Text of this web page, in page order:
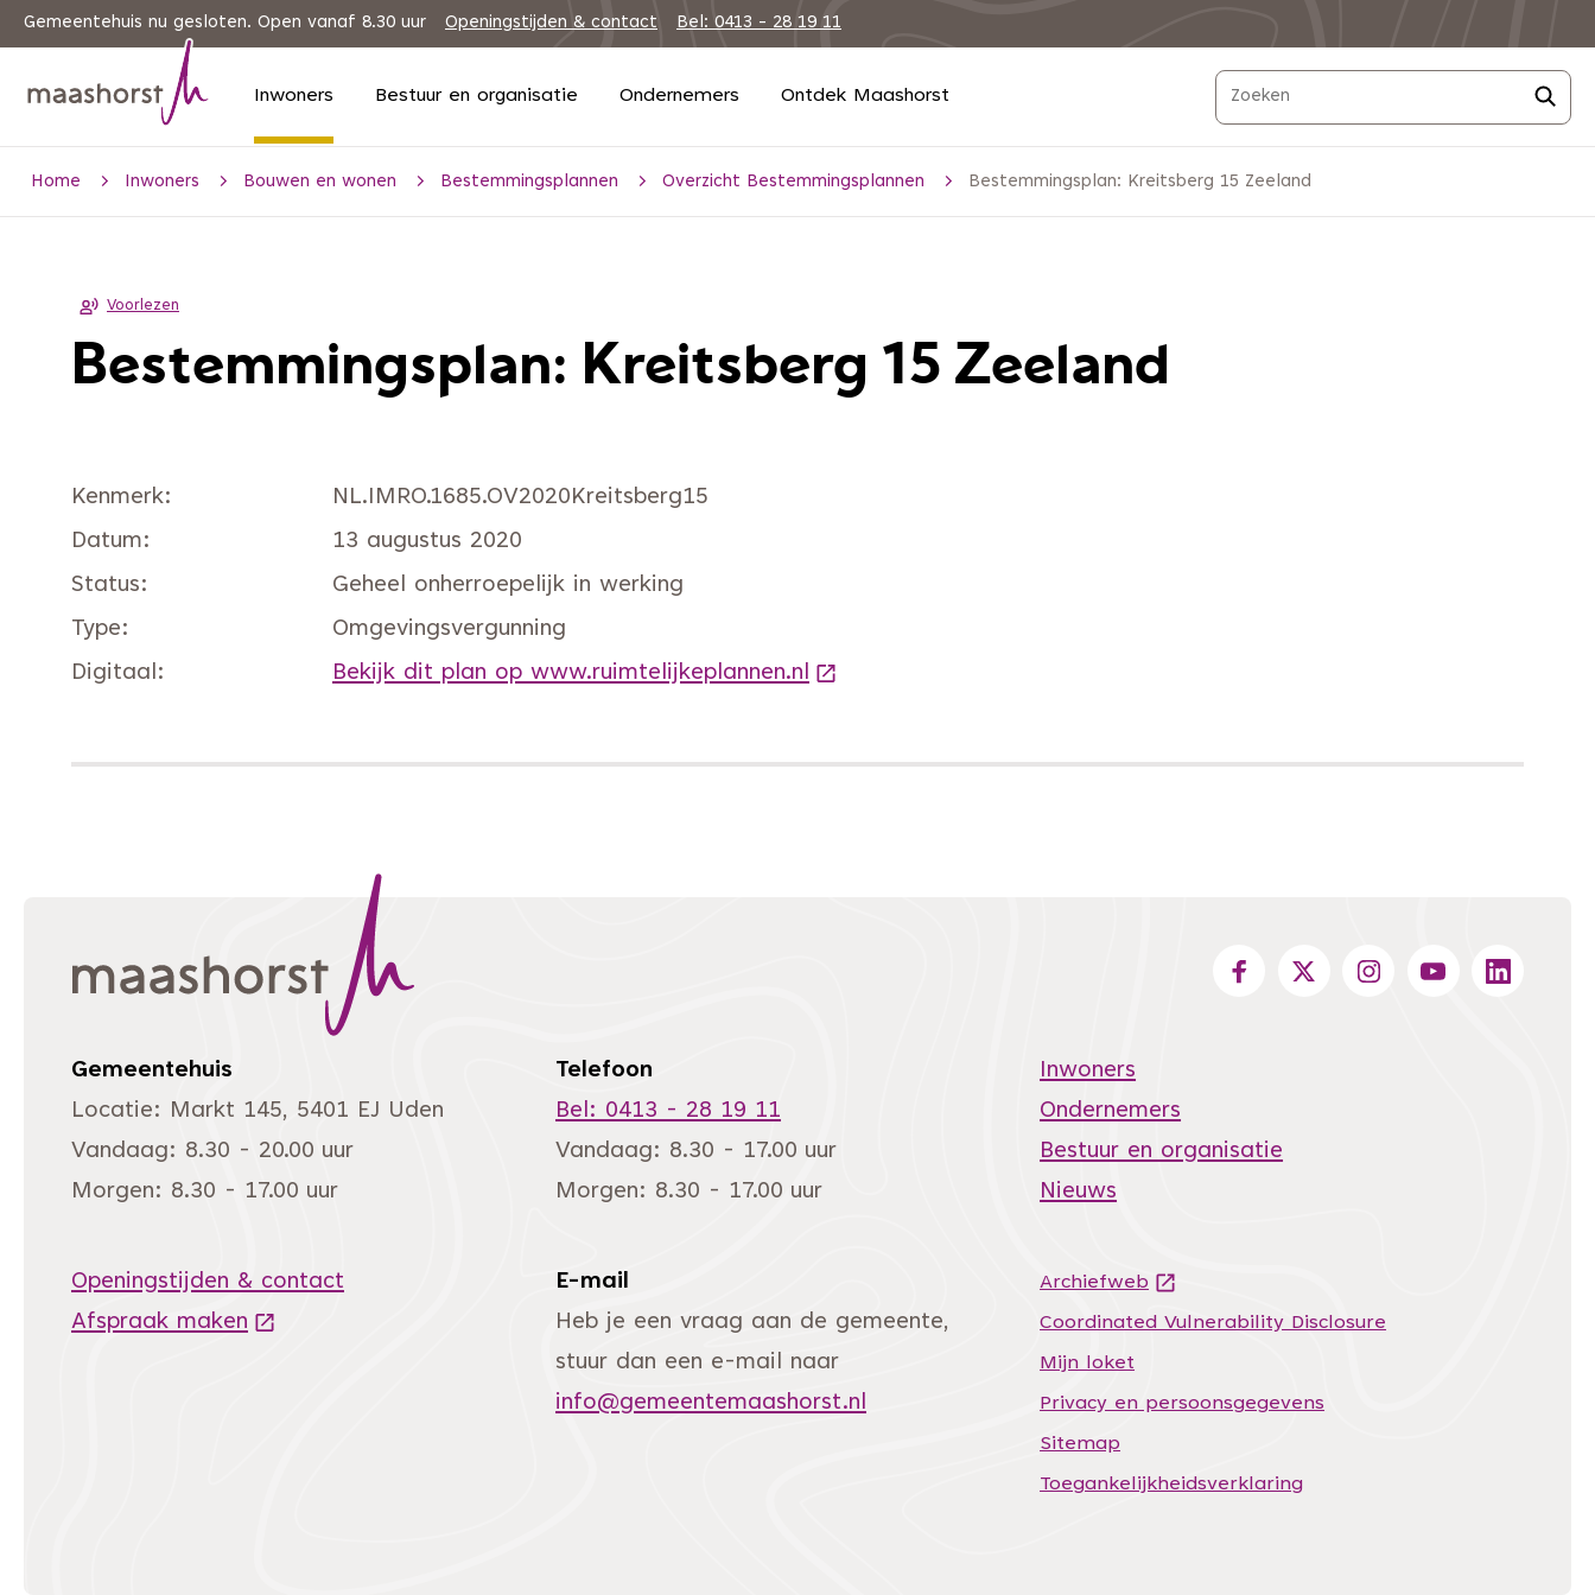
Gemeentehuis nu gesloten. Open vanaf 8.30 uur Openingstijden & contact Bel: 0413 - 28 19 11
Inwoners Bestuur en organisatie Ondernemers Ontdek Maashorst
Home Inwoners Bouwen en wonen Bestemmingsplannen Overzicht Bestemmingsplannen Bestemmingsplan: Kreitsberg 15 Zeeland
Voorlezen
Bestemmingsplan: Kreitsberg 15 Zeeland
Kenmerk
NL.IMRO.1685.OV2020Kreitsberg15
Datum
13 augustus 2020
Status
Geheel onherroepelijk in werking
Type
Omgevingsvergunning
Digitaal
Bekijk dit plan op www.ruimtelijkeplannen.nl (Deze link gaat naar een andere website)
Gemeentehuis
Locatie: Markt 145, 5401 EJ Uden
Vandaag: 8.30 - 20.00 uur
Morgen: 8.30 - 17.00 uur
Openingstijden & contact
Afspraak maken (Deze link gaat naar een andere website)
Telefoon
Bel: 0413 - 28 19 11
Vandaag: 8.30 - 17.00 uur
Morgen: 8.30 - 17.00 uur
E-mail
Heb je een vraag aan de gemeente,
stuur dan een e-mail naar
info@gemeentemaashorst.nl
Inwoners
Ondernemers
Bestuur en organisatie
Nieuws
Archiefweb (Deze link gaat naar een andere website)
Coordinated Vulnerability Disclosure
Mijn loket
Privacy en persoonsgegevens
Sitemap
Toegankelijkheidsverklaring